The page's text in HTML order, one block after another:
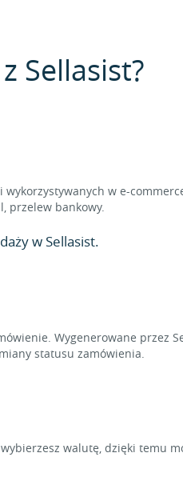
Sellasist?
w e-
przelew bankowy.
w Sellasist.
Wygenerowane przez
statusu zamówienia.
walutę, dzięki temu